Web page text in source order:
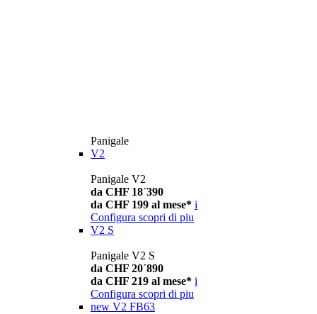
Panigale
V2
Panigale V2
da CHF 18´390
da CHF 199 al mese* i
Configura scopri di piu
V2 S
Panigale V2 S
da CHF 20´890
da CHF 219 al mese* i
Configura scopri di piu
new V2 FB63